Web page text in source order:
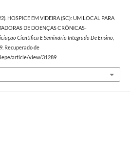
HOSPICE EM VIDEIRA (SC): UM LOCAL PARA
DE DOENÇAS CRÔNICAS-
Científica E Seminário Integrado De Ensino,
Recuperado de
article/view/31289